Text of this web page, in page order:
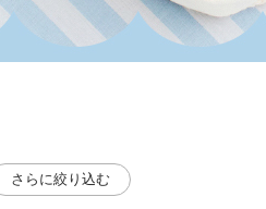
さらに絞り込む